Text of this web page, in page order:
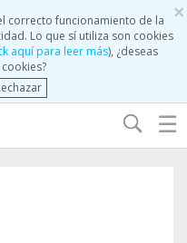
×
correcto funcionamiento de la
Lo que sí utiliza son cookies
aquí para leer más), ¿deseas
☰